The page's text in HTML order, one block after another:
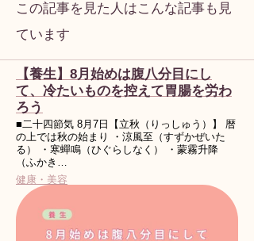
この記事を見た人はこんな記事も見
ています
【養生】8月始めは腹八分目にし
て、冷たいものを控えて胃腸を労わ
ろう
■二十四節気 8月7日【立秋（りっしゅう）】 暦
の上では秋の始まり ・涼風至（すずかぜいた
る） ・寒蟬鳴（ひぐらしなく） ・蒙霧升降
（ふかき…
健康・美容